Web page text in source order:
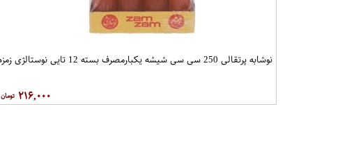
نوشابه پرتقالی 250 سی سی شیشه یکبارمصرف بسته 12 تایی نوستالژی زمزم
۲۱۶,۰۰۰